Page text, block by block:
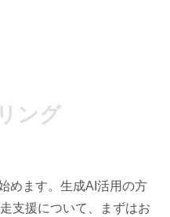
ング
めます。生成AI活用の方
支援について、まずはお